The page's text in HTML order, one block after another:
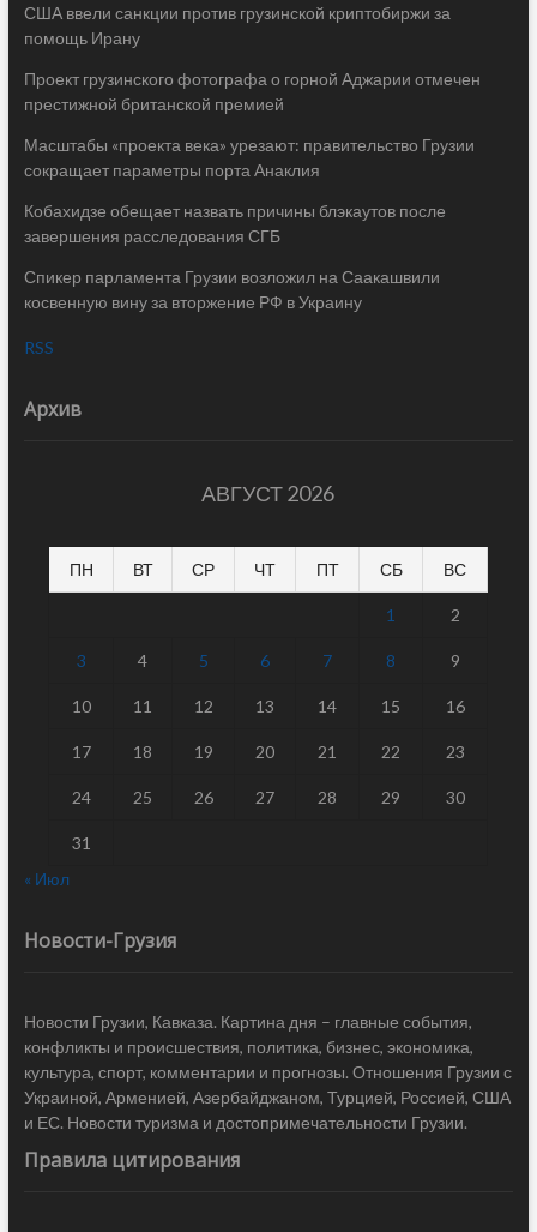
США ввели санкции против грузинской криптобиржи за
помощь Ирану
Проект грузинского фотографа о горной Аджарии отмечен
престижной британской премией
Масштабы «проекта века» урезают: правительство Грузии
сокращает параметры порта Анаклия
Кобахидзе обещает назвать причины блэкаутов после
завершения расследования СГБ
Спикер парламента Грузии возложил на Саакашвили
косвенную вину за вторжение РФ в Украину
RSS
Архив
АВГУСТ 2026
ПН ВТ СР ЧТ ПТ СБ ВС
1 2
3 4 5 6 7 8 9
10 11 12 13 14 15 16
17 18 19 20 21 22 23
24 25 26 27 28 29 30
31
« Июл
Новости-Грузия
Новости Грузии, Кавказа. Картина дня – главные события,
конфликты и происшествия, политика, бизнес, экономика,
культура, спорт, комментарии и прогнозы. Отношения Грузии с
Украиной, Арменией, Азербайджаном, Турцией, Россией, США
и ЕС. Новости туризма и достопримечательности Грузии.
Правила цитирования